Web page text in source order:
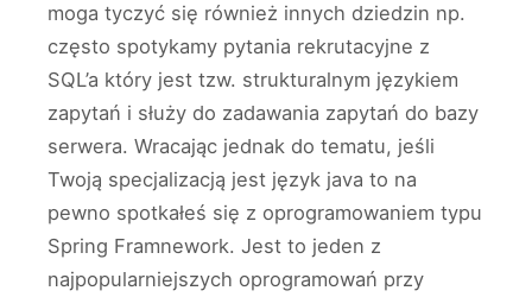
moga tyczyć się również innych dziedzin np.
często spotykamy pytania rekrutacyjne z
SQL’a który jest tzw. strukturalnym językiem
zapytań i służy do zadawania zapytań do bazy
serwera. Wracając jednak do tematu, jeśli
Twoją specjalizacją jest język java to na
pewno spotkałeś się z oprogramowaniem typu
Spring Framnework. Jest to jeden z
najpopularniejszych oprogramowań przy